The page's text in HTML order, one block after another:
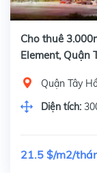
Cho thuê
Element, Quận
Quận Tây
Diện tích:
21.5 $/m2/